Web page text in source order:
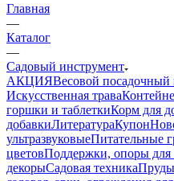
Главная
—
Каталог
—
Садовый инструмент
АКЦИЯВесовой посадочный
Искусственная трава
горшки и таблеткиКорм для
добавкиЛитератураКупон
ультразвуковыеПитательные
цветовПоддержки, опоры для
декорыСадовая техника